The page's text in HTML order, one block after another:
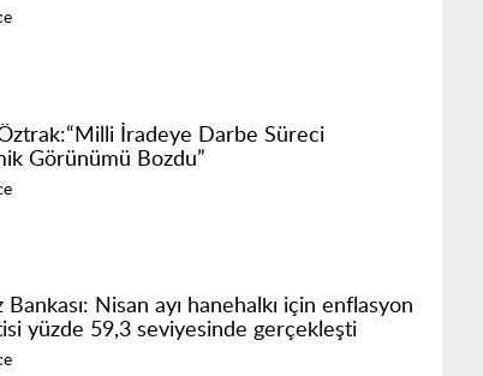
İradeye Darbe Süreci
Görünümü Bozdu”
Bankası: Nisan ayı hanehalkı için enflasyon
yüzde 59,3 seviyesinde gerçekleşti